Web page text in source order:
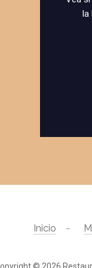
la
Inicio